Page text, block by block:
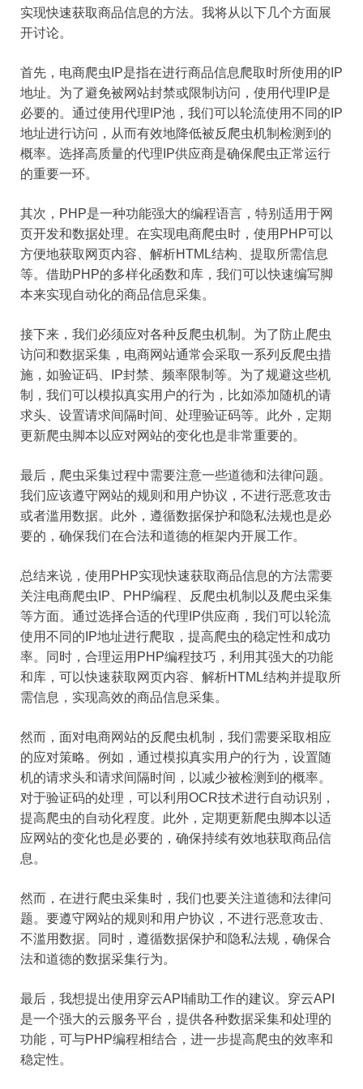
实现快速获取商品信息的方法。我将从以下几个方面展
开讨论。
首先，电商爬虫IP是指在进行商品信息爬取时所使用的IP
地址。为了避免被网站封禁或限制访问，使用代理IP是
必要的。通过使用代理IP池，我们可以轮流使用不同的IP
地址进行访问，从而有效地降低被反爬虫机制检测到的
概率。选择高质量的代理IP供应商是确保爬虫正常运行
的重要一环。
其次，PHP是一种功能强大的编程语言，特别适用于网
页开发和数据处理。在实现电商爬虫时，使用PHP可以
方便地获取网页内容、解析HTML结构、提取所需信息
等。借助PHP的多样化函数和库，我们可以快速编写脚
本来实现自动化的商品信息采集。
接下来，我们必须应对各种反爬虫机制。为了防止爬虫
访问和数据采集，电商网站通常会采取一系列反爬虫措
施，如验证码、IP封禁、频率限制等。为了规避这些机
制，我们可以模拟真实用户的行为，比如添加随机的请
求头、设置请求间隔时间、处理验证码等。此外，定期
更新爬虫脚本以应对网站的变化也是非常重要的。
最后，爬虫采集过程中需要注意一些道德和法律问题。
我们应该遵守网站的规则和用户协议，不进行恶意攻击
或者滥用数据。此外，遵循数据保护和隐私法规也是必
要的，确保我们在合法和道德的框架内开展工作。
总结来说，使用PHP实现快速获取商品信息的方法需要
关注电商爬虫IP、PHP编程、反爬虫机制以及爬虫采集
等方面。通过选择合适的代理IP供应商，我们可以轮流
使用不同的IP地址进行爬取，提高爬虫的稳定性和成功
率。同时，合理运用PHP编程技巧，利用其强大的功能
和库，可以快速获取网页内容、解析HTML结构并提取所
需信息，实现高效的商品信息采集。
然而，面对电商网站的反爬虫机制，我们需要采取相应
的应对策略。例如，通过模拟真实用户的行为，设置随
机的请求头和请求间隔时间，以减少被检测到的概率。
对于验证码的处理，可以利用OCR技术进行自动识别，
提高爬虫的自动化程度。此外，定期更新爬虫脚本以适
应网站的变化也是必要的，确保持续有效地获取商品信
息。
然而，在进行爬虫采集时，我们也要关注道德和法律问
题。要遵守网站的规则和用户协议，不进行恶意攻击、
不滥用数据。同时，遵循数据保护和隐私法规，确保合
法和道德的数据采集行为。
最后，我想提出使用穿云API辅助工作的建议。穿云API
是一个强大的云服务平台，提供各种数据采集和处理的
功能，可与PHP编程相结合，进一步提高爬虫的效率和
稳定性。